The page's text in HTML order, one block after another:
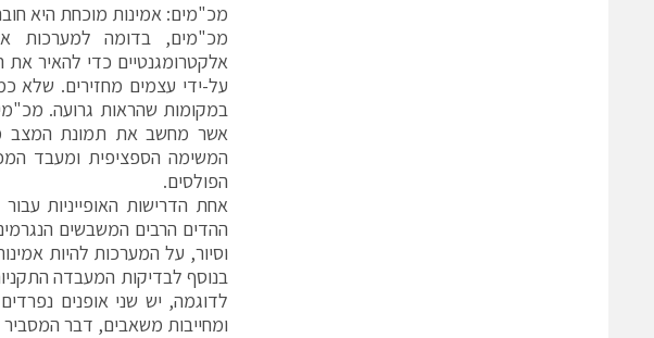
מכ"מים: אמינות מוכחת היא
מכ"מים, בדומה למערכות
אלקטרומגנטיים כדי להאיר את
על-ידי עצמים מחזירים. שלא
במקומות שהראות גרועה.
אשר מחשב את תמונת המצב
המשימה הספציפית ומעבד
הפולסים.
אחת הדרישות האופייניות
ההדים הרבים המשבשים
וסיור, על המערכות להיות
בנוסף לבדיקות המעבדה
לדוגמה, יש שני אופנים
ומחייבות משאבים, דבר